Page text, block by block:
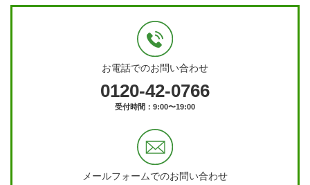
お電話でのお問い合わせ
0120-42-0766
受付時間：9:00〜19:00
メールフォームでのお問い合わせ